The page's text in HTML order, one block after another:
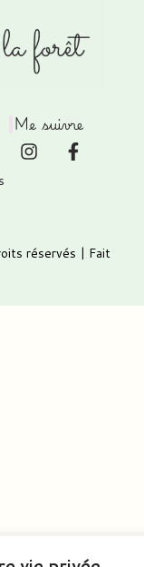
Me suivre
réservés | Fait